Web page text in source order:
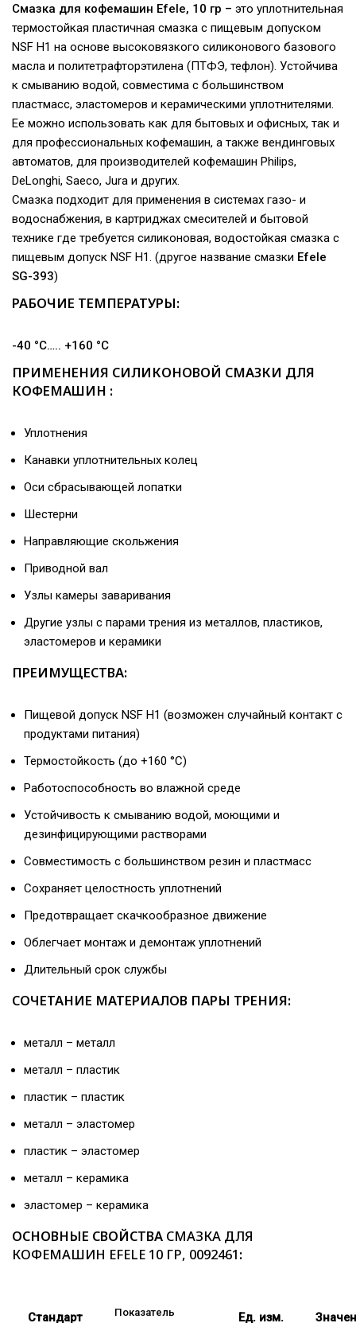
Смазка для кофемашин Efele, 10 гр – это уплотнительная
термостойкая пластичная смазка с пищевым допуском
NSF H1 на основе высоковязкого силиконового базового
масла и политетрафторэтилена (ПТФЭ, тефлон). Устойчива
к смыванию водой, совместима с большинством
пластмасс, эластомеров и керамическими уплотнителями.
Ее можно использовать как для бытовых и офисных, так и
для профессиональных кофемашин, а также вендинговых
автоматов, для производителей кофемашин Philips,
DeLonghi, Saeco, Jura и других.
Смазка подходит для применения в системах газо- и
водоснабжения, в картриджах смесителей и бытовой
технике где требуется силиконовая, водостойкая смазка с
пищевым допуск NSF H1. (другое название смазки Efele
SG-393)
РАБОЧИЕ ТЕМПЕРАТУРЫ:
-40 °C….. +160 °C
ПРИМЕНЕНИЯ СИЛИКОНОВОЙ СМАЗКИ ДЛЯ
КОФЕМАШИН :
Уплотнения
Канавки уплотнительных колец
Оси сбрасывающей лопатки
Шестерни
Направляющие скольжения
Приводной вал
Узлы камеры заваривания
Другие узлы с парами трения из металлов, пластиков,
эластомеров и керамики
ПРЕИМУЩЕСТВА:
Пищевой допуск NSF H1 (возможен случайный контакт с
продуктами питания)
Термостойкость (до +160 °С)
Работоспособность во влажной среде
Устойчивость к смыванию водой, моющими и
дезинфицирующими растворами
Совместимость с большинством резин и пластмасс
Сохраняет целостность уплотнений
Предотвращает скачкообразное движение
Облегчает монтаж и демонтаж уплотнений
Длительный срок службы
СОЧЕТАНИЕ МАТЕРИАЛОВ ПАРЫ ТРЕНИЯ:
металл – металл
металл – пластик
пластик – пластик
металл – эластомер
пластик – эластомер
металл – керамика
эластомер – керамика
ОСНОВНЫЕ СВОЙСТВА СМАЗКА ДЛЯ
КОФЕМАШИН EFELE 10 ГР, 0092461:
Стандарт Показатель Ед. изм.